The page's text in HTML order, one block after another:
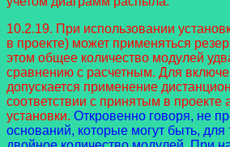
10.2.19. При использовании
в проекте) может применяться
этом общее количество модулей
сравнению с расчетным. Для
допускается применение
соответствии с принятым в проекте
установки. Откровенно говоря, не
оснований, которые могут быть, для